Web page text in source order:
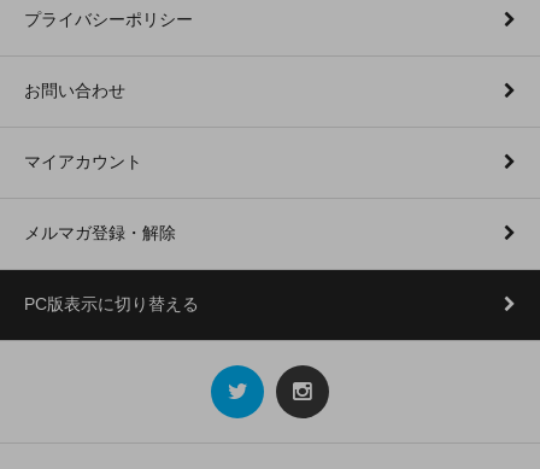
プライバシーポリシー
お問い合わせ
マイアカウント
メルマガ登録・解除
PC版表示に切り替える